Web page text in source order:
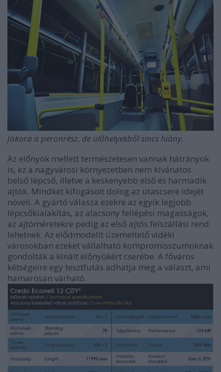
Jókora a peronrész, de ülőhelyekből sincs hiány.
Az előnyök mellett természetesen vannak hátrányok
is, ez a nagyvárosi környezetben nem kívánatos
belső lépcső, illetve a keskenyebb első és harmadik
ajtók. Mindkét kifogásolt dolog az utascsere idejét
növeli. A gyártó válasza ezekre az egyik legjobb
lépcsőkialakítás, az alacsony fellépési magasságok,
az ajtóméretekre pedig az első ajtós felszállási rend
lehetnek. Az elődmodellt üzemeltető vidéki
városokban ezeket vállalható kompromisszumoknak
gondolták a kínált előnyökért cserébe. A főváros
kétségeire egy tesztfutás adhatja meg a választ, ami
hamarosan várható.